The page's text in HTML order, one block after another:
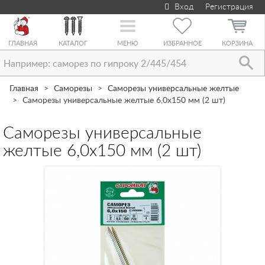
Вход Регистрация
ГЛАВНАЯ КАТАЛОГ
Toggle
МЕНЮ ИЗБРАННОЕ КОРЗИНА
Главная Саморезы
Саморезы универсальные желтые
Саморезы универсальные желтые 6,0х150 мм (2 шт)
Саморезы универсальные
желтые 6,0х150 мм (2 шт)